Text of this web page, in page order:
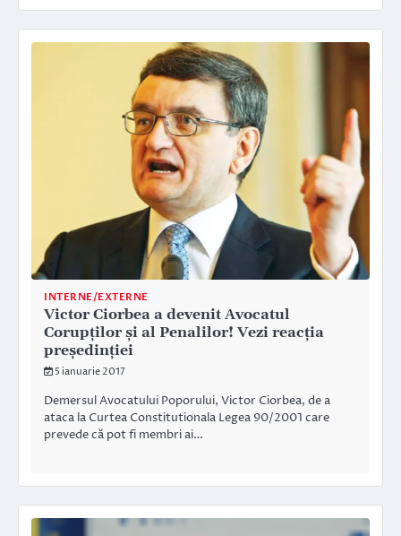
INTERNE/EXTERNE
Victor Ciorbea a devenit Avocatul
Corupților și al Penalilor! Vezi reacția
președinției
5 ianuarie 2017
Demersul Avocatului Poporului, Victor Ciorbea, de a
ataca la Curtea Constitutionala Legea 90/2001 care
prevede că pot fi membri ai…